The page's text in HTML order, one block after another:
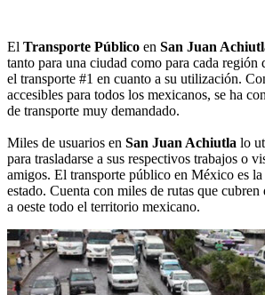
El Transporte Público en San Juan
tanto para una ciudad como para cada región
el transporte #1 en cuanto a su utilización.
accesibles para todos los mexicanos, se ha
de transporte muy demandado.
Miles de usuarios en San Juan Achiutla lo
para trasladarse a sus respectivos trabajos o
amigos. El transporte público en México es
estado. Cuenta con miles de rutas que cubren
a oeste todo el territorio mexicano.